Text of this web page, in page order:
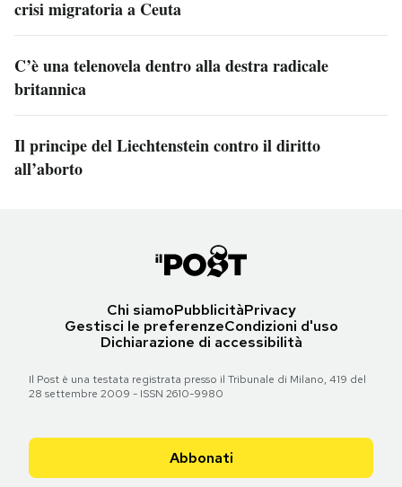
crisi migratoria a Ceuta
C’è una telenovela dentro alla destra radicale
britannica
Il principe del Liechtenstein contro il diritto
all’aborto
Chi siamoPubblicitàPrivacy
Gestisci le preferenzeCondizioni d'uso
Dichiarazione di accessibilità
Il Post è una testata registrata presso il Tribunale di Milano, 419 del
28 settembre 2009 - ISSN 2610-9980
Abbonati